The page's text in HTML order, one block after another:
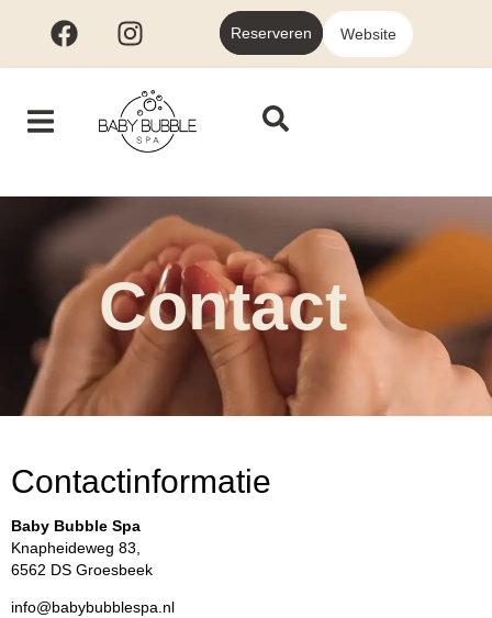
Reserveren Website
Contact
Contactinformatie
Baby Bubble Spa
Knapheideweg 83,
6562 DS Groesbeek
info@babybubblespa.nl